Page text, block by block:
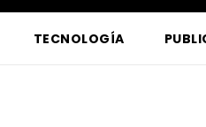
TECNOLOGÍA